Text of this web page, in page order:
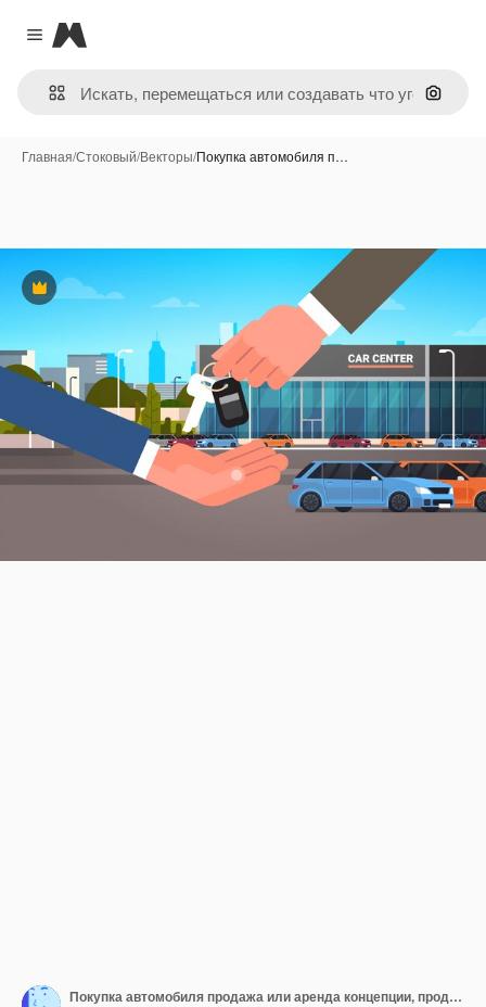
Close menu
Magnific
Поиск
Главная/Стоковый/Векторы/Покупка автомобиля п…
Премиум
Покупка автомобиля продажа или аренда концепции, продавец Man Hand дает ключи от владельца салона центр